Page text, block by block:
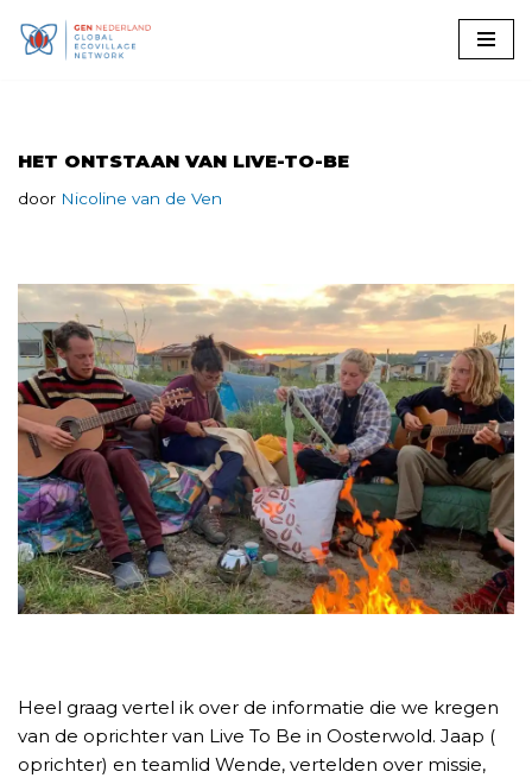
HET ONTSTAAN VAN LIVE-TO-BE
door Nicoline van de Ven
Heel graag vertel ik over de informatie die we kregen
van de oprichter van Live To Be in Oosterwold. Jaap (
oprichter) en teamlid Wende, vertelden over missie,